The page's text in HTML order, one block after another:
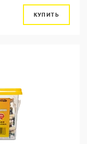
КУПИТЬ